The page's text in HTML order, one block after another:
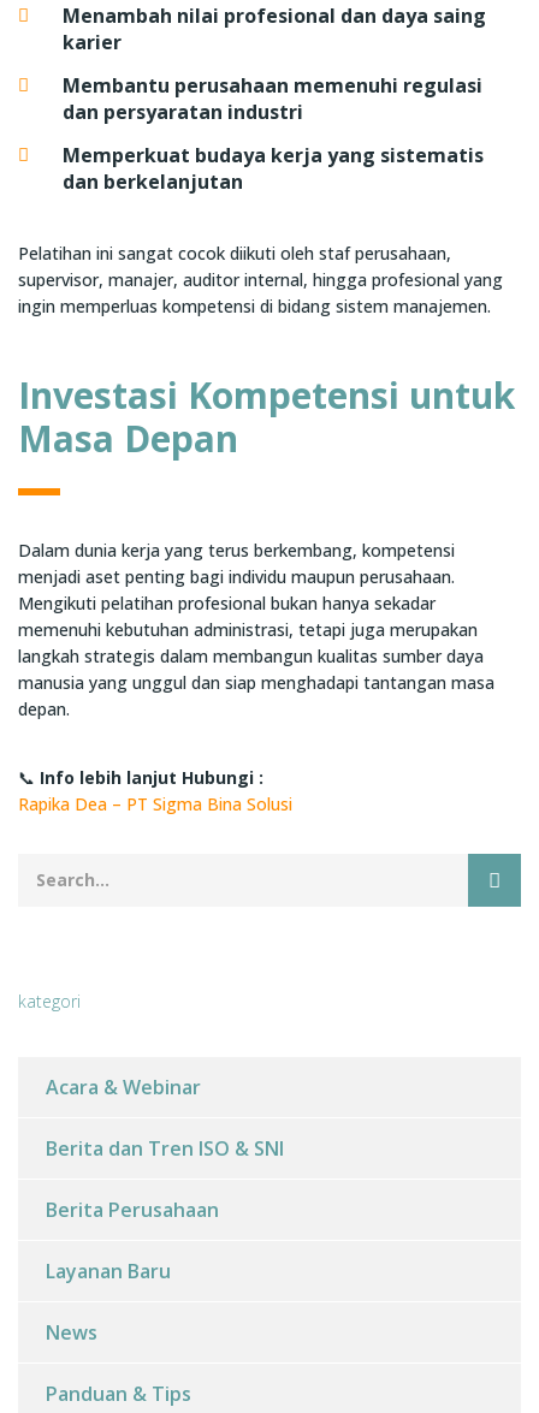
Menambah nilai profesional dan daya saing
karier
Membantu perusahaan memenuhi regulasi
dan persyaratan industri
Memperkuat budaya kerja yang sistematis
dan berkelanjutan
Pelatihan ini sangat cocok diikuti oleh staf perusahaan,
supervisor, manajer, auditor internal, hingga profesional yang
ingin memperluas kompetensi di bidang sistem manajemen.
Investasi Kompetensi untuk
Masa Depan
Dalam dunia kerja yang terus berkembang, kompetensi
menjadi aset penting bagi individu maupun perusahaan.
Mengikuti pelatihan profesional bukan hanya sekadar
memenuhi kebutuhan administrasi, tetapi juga merupakan
langkah strategis dalam membangun kualitas sumber daya
manusia yang unggul dan siap menghadapi tantangan masa
depan.
📞 Info lebih lanjut Hubungi :
Rapika Dea – PT Sigma Bina Solusi
kategori
Acara & Webinar
Berita dan Tren ISO & SNI
Berita Perusahaan
Layanan Baru
News
Panduan & Tips